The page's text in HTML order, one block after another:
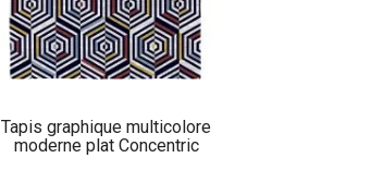
Tapis graphique multicolore
moderne plat Concentric